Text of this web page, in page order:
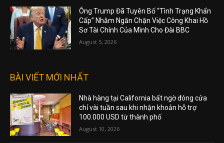
Ông Trump Đã Tuyên Bố “Tình Trạng Khẩn
Cấp” Nhằm Ngăn Chặn Việc Công Khai Hồ
Sơ Tài Chính Của Mình Cho Đài BBC
August 5, 2026
BÀI VIẾT MỚI NHẤT
Nhà hàng tại California bất ngờ đóng cửa
chỉ vài tuần sau khi nhận khoản hỗ trợ
100.000 USD từ thành phố
August 10, 2026